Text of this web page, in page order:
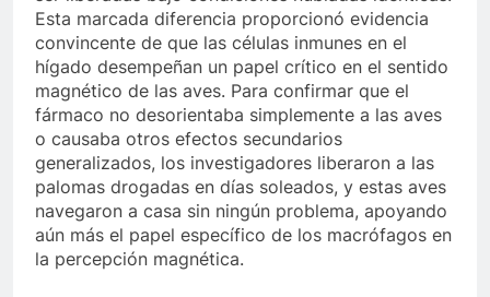
Esta marcada diferencia proporcionó evidencia
convincente de que las células inmunes en el
hígado desempeñan un papel crítico en el sentido
magnético de las aves. Para confirmar que el
fármaco no desorientaba simplemente a las aves
o causaba otros efectos secundarios
generalizados, los investigadores liberaron a las
palomas drogadas en días soleados, y estas aves
navegaron a casa sin ningún problema, apoyando
aún más el papel específico de los macrófagos en
la percepción magnética.